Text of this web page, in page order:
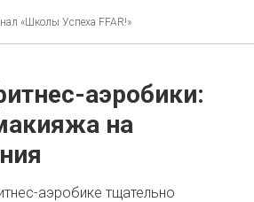
«Школы Успеха FFAR!»
аэробики:
на
аэробике тщательно